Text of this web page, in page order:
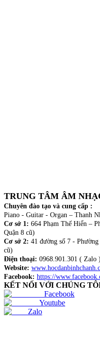
TRUNG TÂM ÂM
Chuyên đào tạo và cung cấp :
Piano - Guitar - Organ – Thanh
Cơ sở 1: 664 Phạm Thế Hiển –
Quận 8 cũ)
Cơ sở 2: 41 đường số 7 -
cũ)
Điện thoại: 0968.901.301 ( Zalo )
Website:
Facebook: https://
KẾT NỐI VỚI CHÚNG
Facebook
Youtube
Zalo